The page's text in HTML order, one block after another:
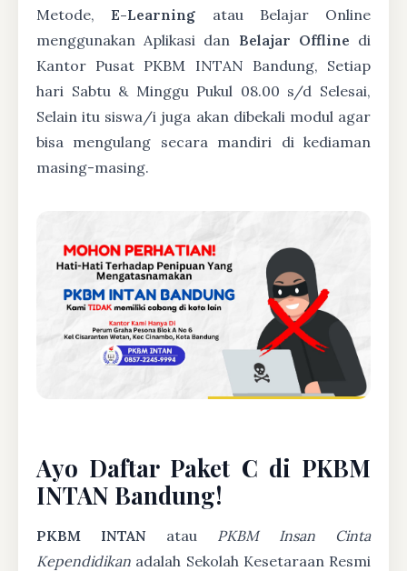
Metode,E-Learning atau Belajar Online
menggunakan Aplikasi dan Belajar Offline di
Kantor Pusat PKBM INTAN Bandung, Setiap
hari Sabtu & Minggu Pukul 08.00 s/d Selesai,
Selain itu siswa/i juga akan dibekali modul agar
bisa mengulang secara mandiri di kediaman
masing-masing.
Ayo Daftar Paket C di PKBM
INTAN Bandung!
PKBM INTAN atau PKBM Insan Cinta
Kependidikan adalah Sekolah Kesetaraan Resmi